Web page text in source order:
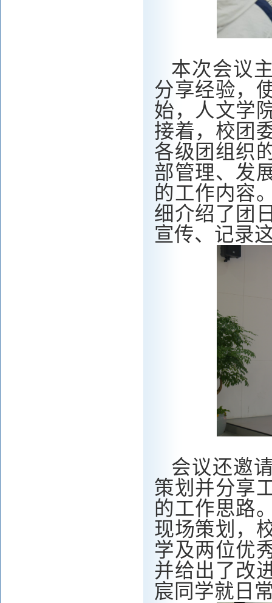
本次会议
分享经验，
始， 人文学
接着， 校团
各级团组织
部管理、发
的工作内容
细介绍了团
宣传、记录
会议还邀
策划并分享
的工作思路
现场策划，
学及两位优
并给出了改
宸同学就日